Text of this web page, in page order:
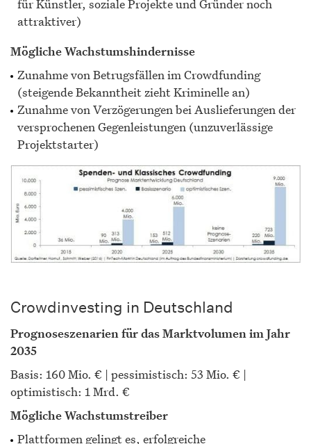
für Künstler, soziale Projekte und Gründer noch
attraktiver)
Mögliche Wachstumshindernisse
Zunahme von Betrugsfällen im Crowdfunding
(steigende Bekanntheit zieht Kriminelle an)
Zunahme von Verzögerungen bei Auslieferungen der
versprochenen Gegenleistungen (unzuverlässige
Projektstarter)
Crowdinvesting in Deutschland
Prognoseszenarien für das Marktvolumen im Jahr
2035
Basis: 160 Mio. € | pessimistisch: 53 Mio. € |
optimistisch: 1 Mrd. €
Mögliche Wachstumstreiber
Plattformen gelingt es, erfolgreiche